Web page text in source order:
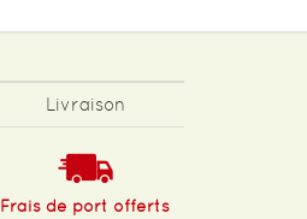
Livraison
Frais de port offerts